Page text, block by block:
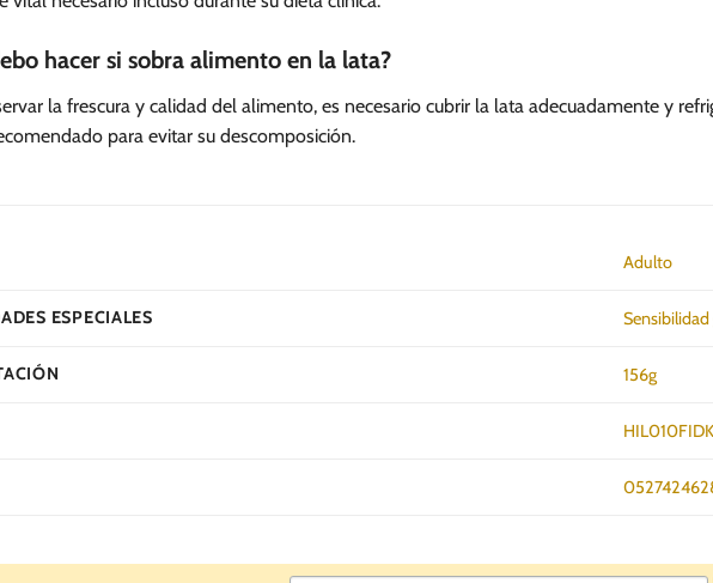
hacer si sobra alimento en la lata?
la frescura y calidad del alimento, es necesario cubrir la lata adecuadamente y
para evitar su descomposición.
Adulto
ESPECIALES
156g